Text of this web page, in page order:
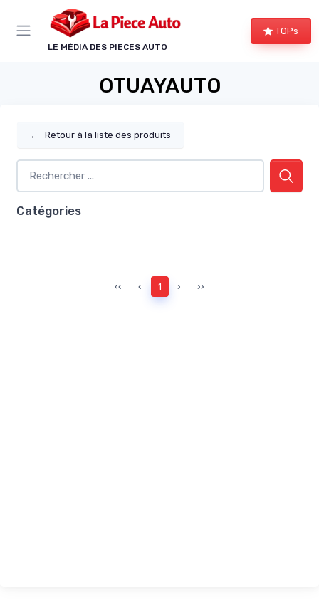
LE MÉDIA DES PIECES AUTO
TOPs
OTUAYAUTO
← Retour à la liste des produits
Catégories
‹‹ ‹ 1 › ››
Panneau de gestion des cookies